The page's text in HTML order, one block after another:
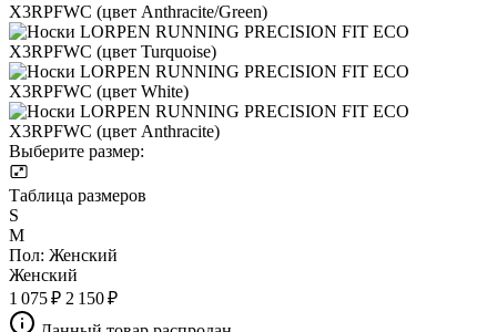
Выберите размер:
Таблица размеров
S
M
Пол: Женский
Женский
1 075 ₽ 2 150 ₽